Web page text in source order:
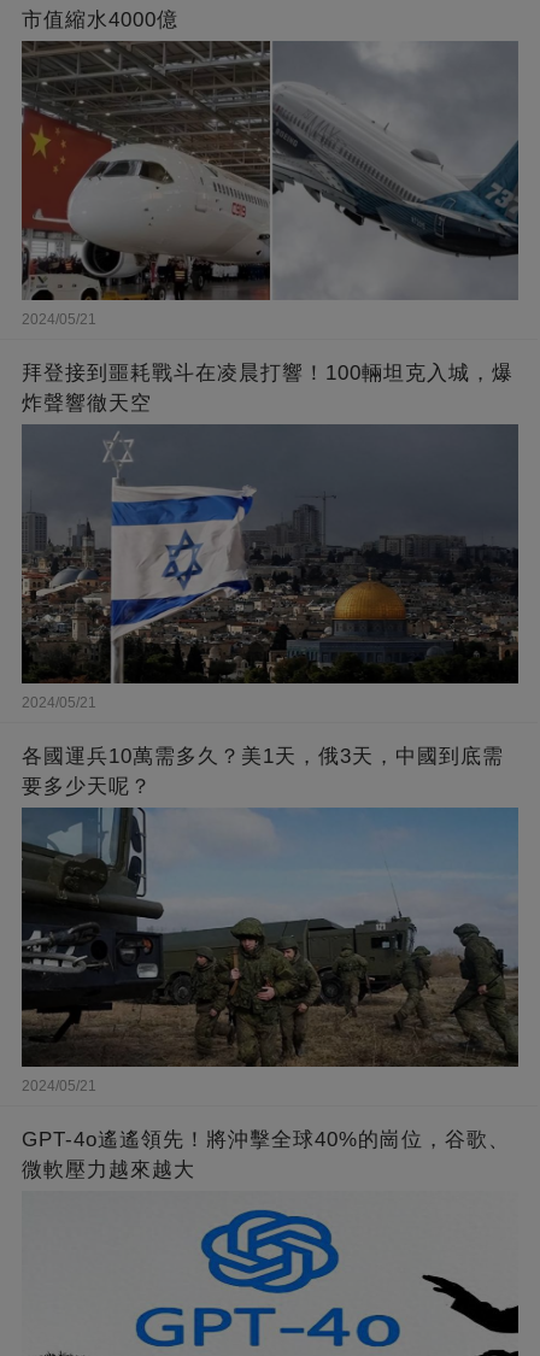
市值縮水4000億
2024/05/21
拜登接到噩耗戰斗在凌晨打響！100輛坦克入城，爆
炸聲響徹天空
2024/05/21
各國運兵10萬需多久？美1天，俄3天，中國到底需
要多少天呢？
2024/05/21
GPT-4o遙遙領先！將沖擊全球40%的崗位，谷歌、
微軟壓力越來越大